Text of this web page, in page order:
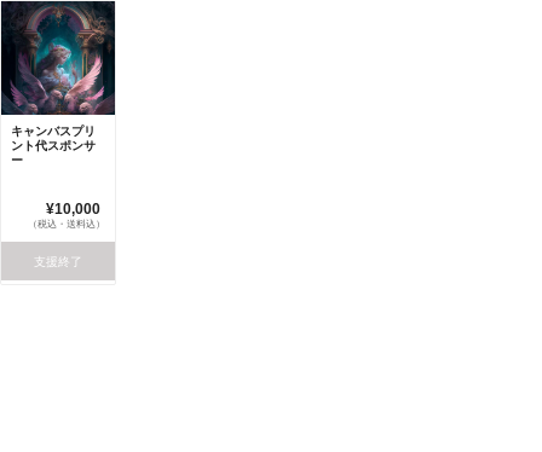
キャンバスプリ
ント代スポンサ
ー
¥10,000
（税込・送料込）
支援終了